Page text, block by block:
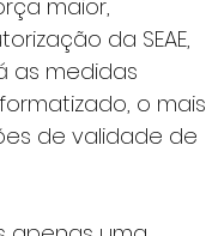
da SEAE,
as medidas
o mais
de validade de